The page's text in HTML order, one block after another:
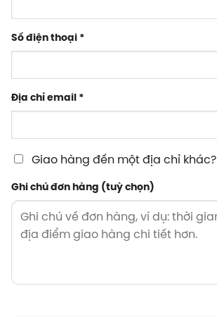
Số điện thoại *
Địa chỉ email *
Giao hàng đến một địa chỉ khác?
Ghi chú đơn hàng (tuỳ chọn)